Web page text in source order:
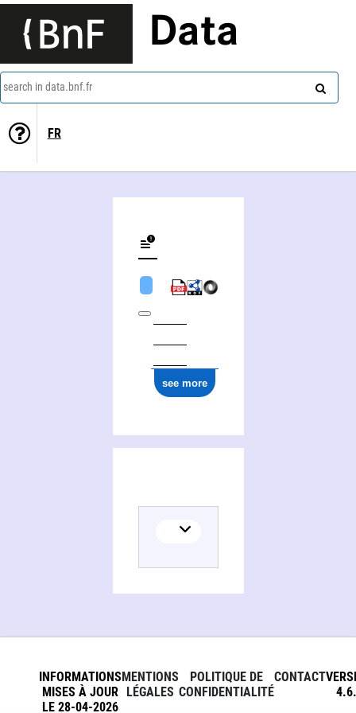
Data
search in data.bnf.fr
FR
see more
INFORMATIONS
MISES À JOUR
LE 28-04-2026
MENTIONS
LÉGALES
POLITIQUE DE
CONFIDENTIALITÉ
CONTACT